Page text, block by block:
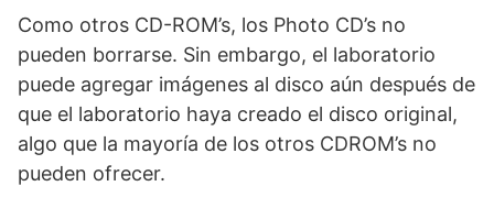
Como otros CD-ROM’s, los Photo CD’s no
pueden borrarse. Sin embargo, el laboratorio
puede agregar imágenes al disco aún después de
que el laboratorio haya creado el disco original,
algo que la mayoría de los otros CDROM’s no
pueden ofrecer.